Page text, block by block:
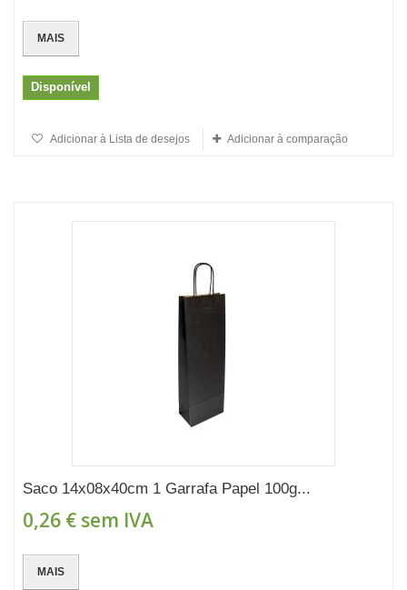
MAIS
Disponível
Adicionar à Lista de desejos Adicionar à comparação
Saco 14x08x40cm 1 Garrafa Papel 100g...
0,26 € sem IVA
MAIS